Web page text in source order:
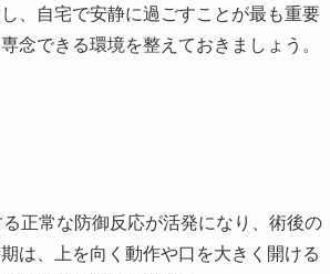
、自宅で安静に過ごすことが最も重要
念できる環境を整えておきましょう。
正常な防御反応が活発になり、術後の
は、上を向く動作や口を大きく開ける